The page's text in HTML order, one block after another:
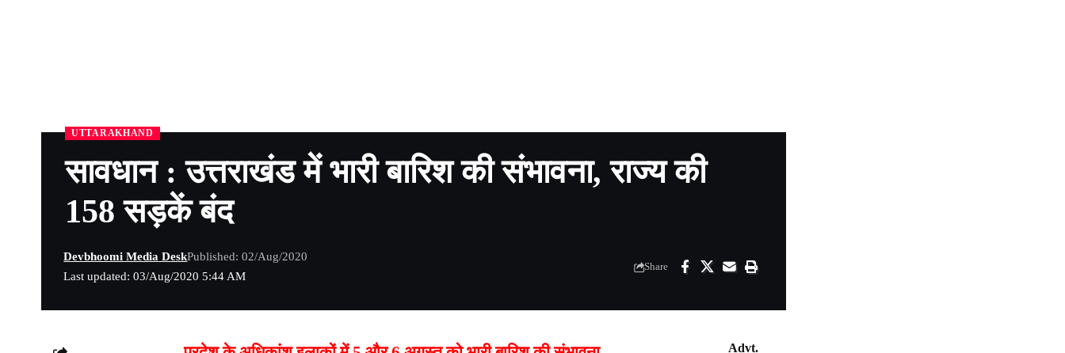
UTTARAKHAND
सावधान : उत्तराखंड में भारी बारिश की संभावना, राज्य की
158 सड़कें बंद
Last updated: 03/Aug/2020 5:44 AM
Devbhoomi Media DeskPublished: 02/Aug/2020
Share
Advt.